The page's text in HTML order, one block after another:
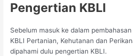
Pengertian KBLI
Sebelum masuk ke dalam
KBLI Pertanian, Kehutanan dan
dipahami dulu pengertian KBLI.